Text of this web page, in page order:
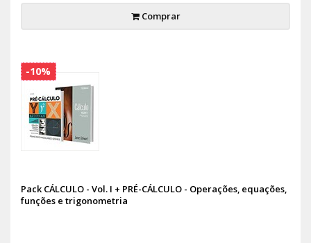
Comprar
Pack CÁLCULO - Vol. I + PRÉ-CÁLCULO - Operações, equações,
funções e trigonometria
-10%